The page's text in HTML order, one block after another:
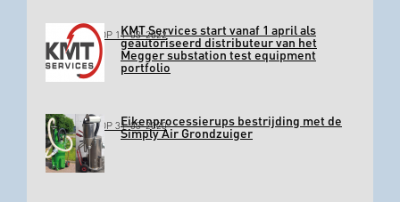
GEPLAATST OP 11-03-2022KMT Services start vanaf 1 april als
geautoriseerd distributeur van het
Megger substation test equipment
portfolio
GEPLAATST OP 31-03-2020Eikenprocessierups bestrijding met de
Simply Air Grondzuiger